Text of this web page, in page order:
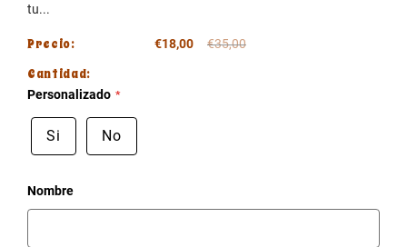
tu...
Precio: €18,00 €35,00
Cantidad:
Personalizado
Si No
Nombre